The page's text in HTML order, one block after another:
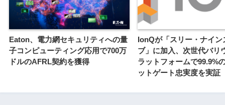
Eaton、電力網セキュリティへの量
子コンピューティング応用で700万
ドルのAFRL契約を獲得
IonQが「スリー・ナイン
ブ」に加入、次世代バリ
ラットフォームで99.9%
ットゲート忠実度を実証